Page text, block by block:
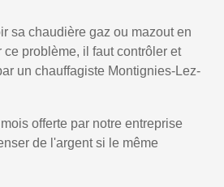
sa chaudière gaz ou mazout en
problème, il faut contrôler et
un chauffagiste Montignies-Lez-
offerte par notre entreprise
de l'argent si le même